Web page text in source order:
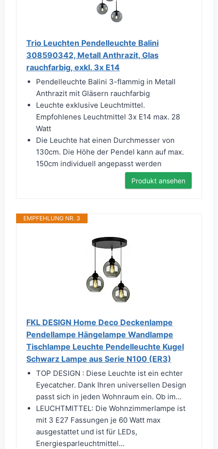
Trio Leuchten Pendelleuchte Balini
308590342, Metall Anthrazit, Glas
rauchfarbig, exkl. 3x E14
Pendelleuchte Balini 3-flammig in Metall
Anthrazit mit Gläsern rauchfarbig
Leuchte exklusive Leuchtmittel.
Empfohlenes Leuchtmittel 3x E14 max. 28
Watt
Die Leuchte hat einen Durchmesser von
130cm. Die Höhe der Pendel kann auf max.
150cm individuell angepasst werden
Produkt ansehen
EMPFEHLUNG NR. 3
FKL DESIGN Home Deco Deckenlampe
Pendellampe Hängelampe Wandlampe
Tischlampe Leuchte Pendelleuchte Kugel
Schwarz Lampe aus Serie N100 (ER3)
TOP DESIGN : Diese Leuchte ist ein echter
Eyecatcher. Dank Ihren universellen Design
passt sich in jeden Wohnraum ein. Ob im...
LEUCHTMITTEL: Die Wohnzimmerlampe ist
mit 3 E27 Fassungen je 60 Watt max
ausgestattet und ist für LEDs,
Energiesparleuchtmittel...